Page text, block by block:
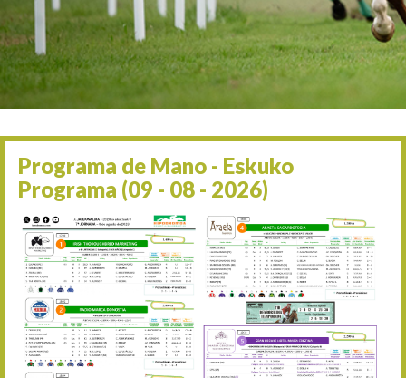
06/09 17:30 Irailaren 6a / 6 de
13/09 17:30 Irailaren 13a / 13 de
30/09 11:30 Irailaren 30a / 30 de
11/06 11:30
05/07 11:30 Uztailaren 5a / 5 de julio
12/07 11:30 Uztailaren 12a / 12 de
19/07 11:30 Uztailaren 19a / 19 de
25/07 11:30 Uztailaren 25a / 25 de
02/08 17:30 Abuztuaren 2a / 2 de
09/08 17:30 Abuztuaren 9a / 9 de
Programa de Mano - Eskuko
Programa (09 - 08 - 2026)